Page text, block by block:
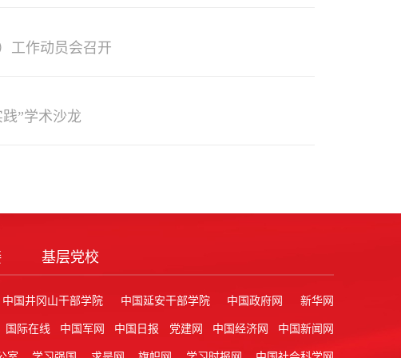
工作动员会召开
”学术沙龙
基层党校
中国井冈山干部学院 中国延安干部学院 中国政府网 新华网
国际在线 中国军网 中国日报 党建网 中国经济网 中国新闻网